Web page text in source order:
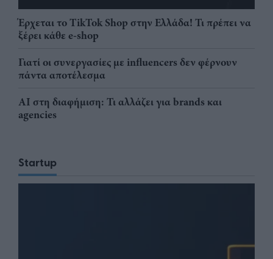
Έρχεται το TikTok Shop στην Ελλάδα! Τι πρέπει να
ξέρει κάθε e-shop
Γιατί οι συνεργασίες με influencers δεν φέρνουν
πάντα αποτέλεσμα
AI στη διαφήμιση: Τι αλλάζει για brands και
agencies
Startup